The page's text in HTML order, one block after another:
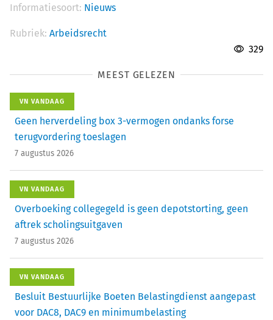
Informatiesoort: Nieuws
Rubriek: Arbeidsrecht
329
MEEST GELEZEN
VN VANDAAG
Geen herverdeling box 3-vermogen ondanks forse
terugvordering toeslagen
7 augustus 2026
VN VANDAAG
Overboeking collegegeld is geen depotstorting, geen
aftrek scholingsuitgaven
7 augustus 2026
VN VANDAAG
Besluit Bestuurlijke Boeten Belastingdienst aangepast
voor DAC8, DAC9 en minimumbelasting